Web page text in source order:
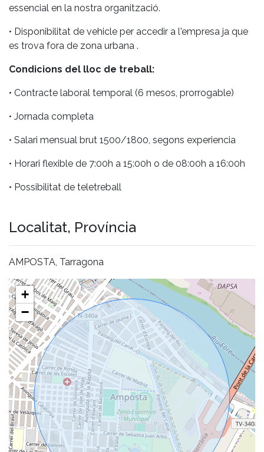
essencial en la nostra organització.
• Disponibilitat de vehicle per accedir a l'empresa ja que
es trova fora de zona urbana .
Condicions del lloc de treball:
• Contracte laboral temporal (6 mesos, prorrogable)
• Jornada completa
• Salari mensual brut 1500/1800, segons experiencia
• Horari flexible de 7:00h a 15:00h o de 08:00h a 16:00h
• Possibilitat de teletreball
Localitat, Província
AMPOSTA, Tarragona
+
−